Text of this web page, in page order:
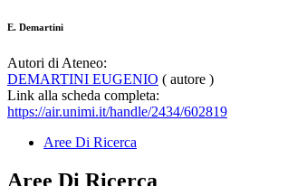
E. Demartini
Autori di Ateneo:
DEMARTINI EUGENIO ( autore )
Link alla scheda completa:
https://air.unimi.it/handle/2434/602819
Aree Di Ricerca
Aree Di Ricerca